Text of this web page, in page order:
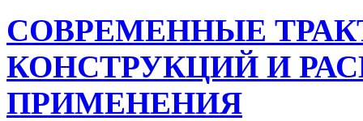
СОВРЕМЕННЫЕ
КОНСТРУКЦИЙ И
ПРИМЕНЕНИЯ